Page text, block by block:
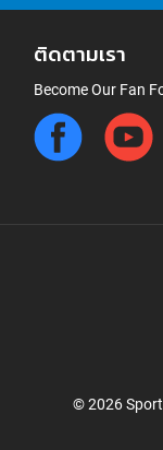
ติดตามเรา
Become Our Fan
©2026